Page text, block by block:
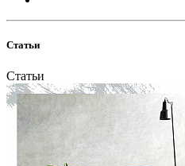
Статьи
Статьи